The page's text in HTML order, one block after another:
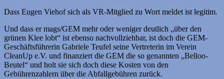
Dass Eugen Viehof sich als VR-Mitglied zu Wort meldet ist legitim.
Und dass er mags/GEM mehr oder weniger deutlich „über den
grünen Klee lobt“ ist ebenso nachvollziehbar, ist doch die GEM-
Geschäftsführerin Gabriele Teufel seine Vertreterin im Verein
CleanUp e.V. und finanziert die GEM die so genannten „Belloo-
Beutel“ und holt sie sich doch diese Kosten von den
Gebührenzahlern über die Abfallgebühren zurück.